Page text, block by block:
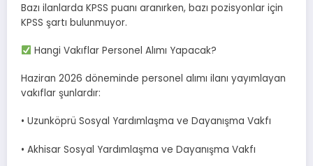
Bazı ilanlarda KPSS puanı aranırken, bazı pozisyonlar için
KPSS şartı bulunmuyor.
Hangi Vakıflar Personel Alımı Yapacak?
Haziran 2026 döneminde personel alımı ilanı yayımlayan
vakıflar şunlardır:
• Uzunköprü Sosyal Yardımlaşma ve Dayanışma Vakfı
• Akhisar Sosyal Yardımlaşma ve Dayanışma Vakfı